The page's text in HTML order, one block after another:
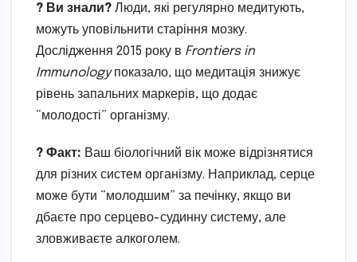
? Ви знали? Люди, які регулярно медитують,
можуть уповільнити старіння мозку.
Дослідження 2015 року в Frontiers in
Immunologyпоказало, що медитація знижує
рівень запальних маркерів, що додає
“молодості” організму.
? Факт: Ваш біологічний вік може відрізнятися
для різних систем організму. Наприклад, серце
може бути “молодшим” за печінку, якщо ви
дбаєте про серцево-судинну систему, але
зловживаєте алкоголем.